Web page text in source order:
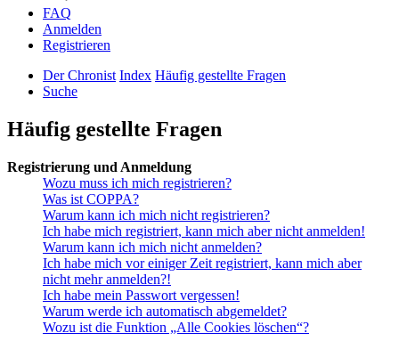
FAQ
Anmelden
Registrieren
Der Chronist Index Häufig gestellte Fragen
Suche
Häufig gestellte Fragen
Registrierung und Anmeldung
Wozu muss ich mich registrieren?
Was ist COPPA?
Warum kann ich mich nicht registrieren?
Ich habe mich registriert, kann mich aber nicht anmelden!
Warum kann ich mich nicht anmelden?
Ich habe mich vor einiger Zeit registriert, kann mich aber
nicht mehr anmelden?!
Ich habe mein Passwort vergessen!
Warum werde ich automatisch abgemeldet?
Wozu ist die Funktion „Alle Cookies löschen“?